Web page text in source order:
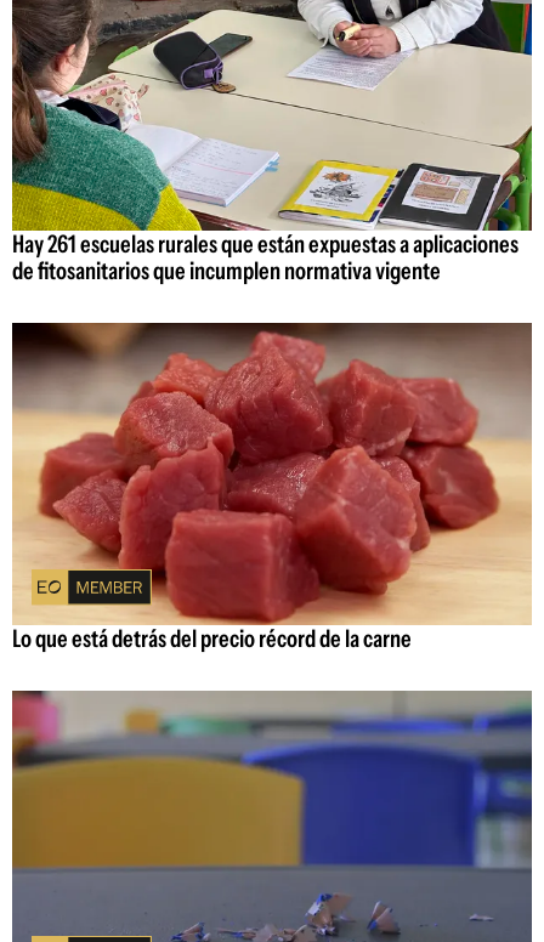
Hay 261 escuelas rurales que están expuestas a aplicaciones
de fitosanitarios que incumplen normativa vigente
Lo que está detrás del precio récord de la carne